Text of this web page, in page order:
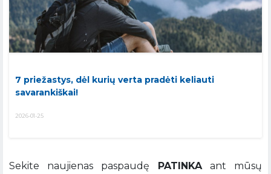
7 priežastys, dėl kurių verta pradėti keliauti
savarankiškai!
2026-01-25
Sekite naujienas paspaudę PATINKAant mūsų